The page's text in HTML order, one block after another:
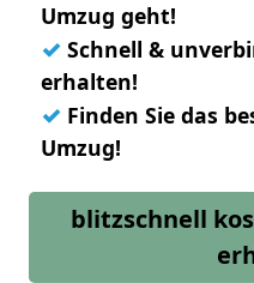
Umzug geht!
✓ Schnell &
erhalten!
✓ Finden Sie das
Umzug!
blitzschnell